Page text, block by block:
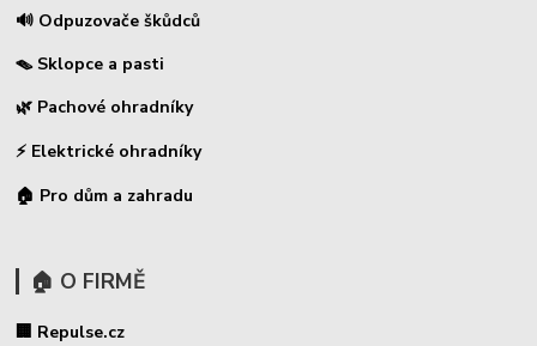
🔊 Odpuzovače škůdců
🪤 Sklopce a pasti
🌿 Pachové ohradníky
⚡ Elektrické ohradníky
🏠 Pro dům a zahradu
🏠 O FIRMĚ
🏢 Repulse.cz